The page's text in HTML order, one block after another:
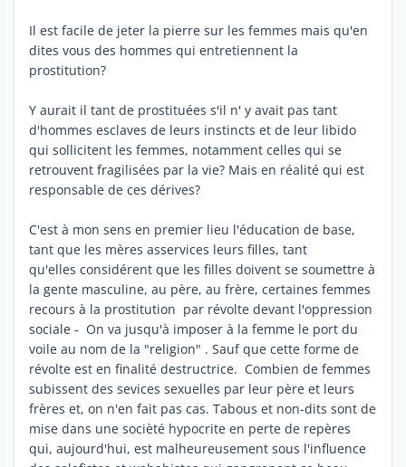
Il est facile de jeter la pierre sur les femmes mais qu'en
dites vous des hommes qui entretiennent la
prostitution?
Y aurait il tant de prostituées s'il n' y avait pas tant
d'hommes esclaves de leurs instincts et de leur libido
qui sollicitent les femmes, notamment celles qui se
retrouvent fragilisées par la vie? Mais en réalité qui est
responsable de ces dérives?
C'est à mon sens en premier lieu l'éducation de base,
tant que les mères asservices leurs filles, tant
qu'elles considérent que les filles doivent se soumettre à
la gente masculine, au père, au frère, certaines femmes
recours à la prostitution par révolte devant l'oppression
sociale - On va jusqu'à imposer à la femme le port du
voile au nom de la "religion" . Sauf que cette forme de
révolte est en finalité destructrice. Combien de femmes
subissent des sevices sexuelles par leur père et leurs
frères et, on n'en fait pas cas. Tabous et non-dits sont de
mise dans une socièté hypocrite en perte de repères
qui, aujourd'hui, est malheureusement sous l'influence